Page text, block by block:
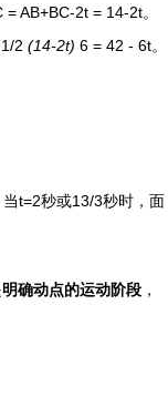
AB+BC-2t = 14-2t。
2 (14-2t) 6 = 42 - 6t。
t=2秒或13/3秒时，面
明确动点的运动阶段 ，